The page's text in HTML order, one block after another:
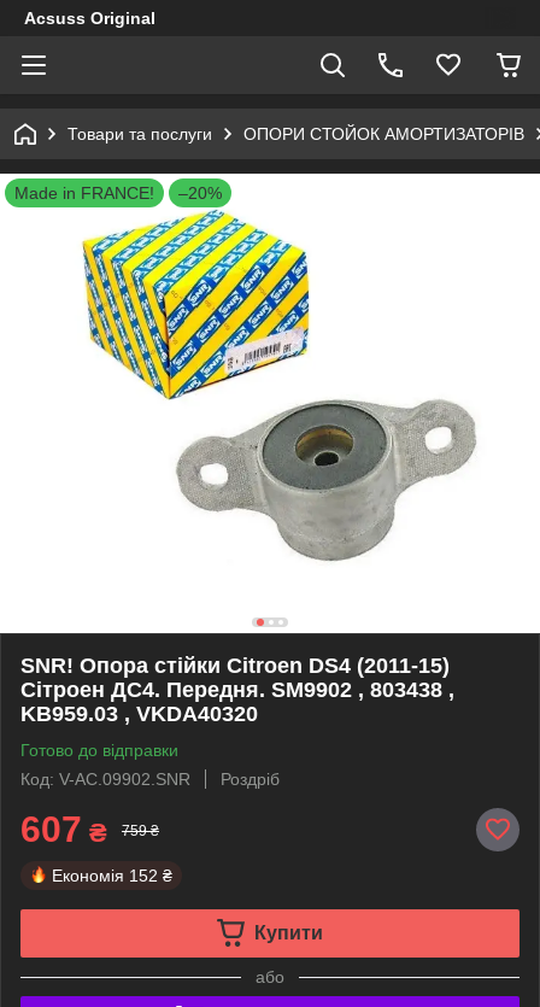
Acsuss Original
Товари та послуги ОПОРИ СТОЙОК АМОРТИЗАТОРІВ
Made in FRANCE! –20%
SNR! Опора стійки Citroen DS4 (2011-15)
Сітроен ДС4. Передня. SM9902 , 803438 ,
KB959.03 , VKDA40320
Готово до відправки
Код: V-AC.09902.SNR
Роздріб
607 ₴ 759 ₴
Економія 152 ₴
Купити
або